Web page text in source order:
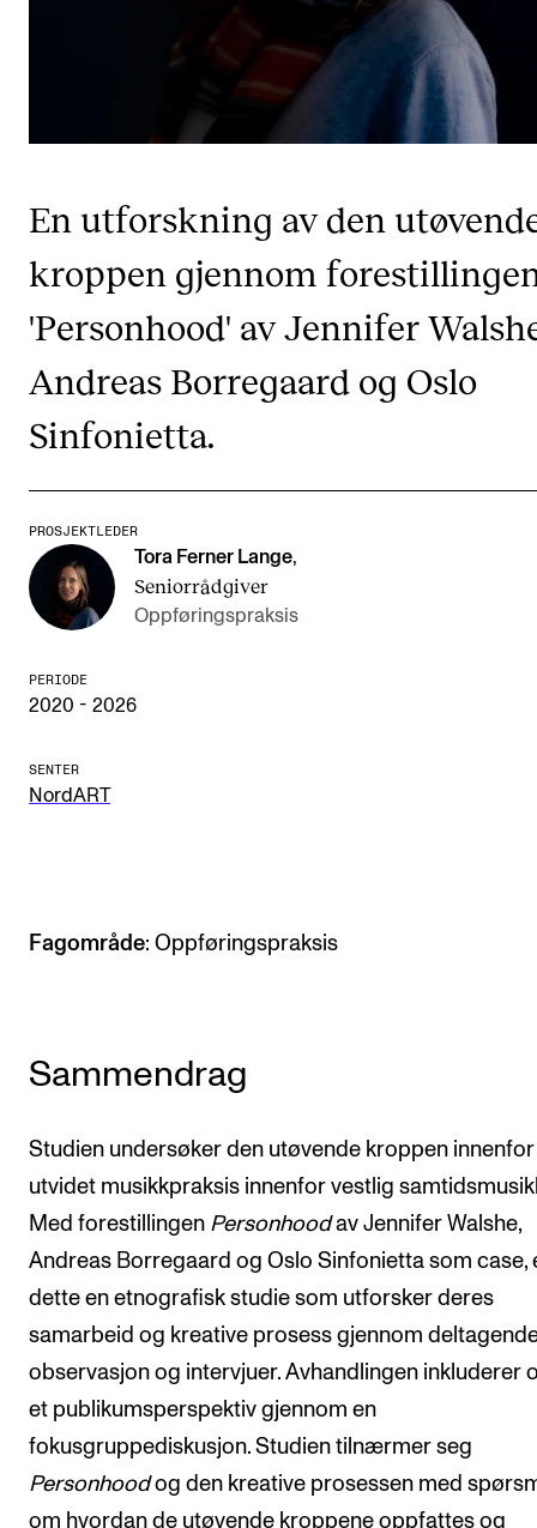
Publikasjoner
INTERNASJONALT
Utveksling
Internasjonal strategi
Nettverk
IN.TUNE
AKTUELT
Arrangementer og konserter
Nyheter og historier
Om Norges musikkhøgskole
En utforskning av den
kroppen gjennom
'Personhood' av Jennifer
Andreas Borregaard og Oslo
Sinfonietta.
PROSJEKTLEDER
Tora Ferner Lange,
Seniorrådgiver
Oppføringspraksis
PERIODE
2020 - 2026
SENTER
NordART
Fagområde: Oppføringspraksis
Sammendrag
Studien undersøker den utøvende kroppen innenfor
utvidet musikkpraksis innenfor vestlig
Med forestillingen Personhoodav Jennifer Walshe,
Andreas Borregaard og Oslo Sinfonietta som case,
dette en etnografisk studie som utforsker deres
samarbeid og kreative prosess gjennom
observasjon og intervjuer. Avhandlingen inkluderer
et publikumsperspektiv gjennom en
fokusgruppediskusjon. Studien tilnærmer seg
Personhoodog den kreative prosessen med
om hvordan de utøvende kroppene oppfattes og